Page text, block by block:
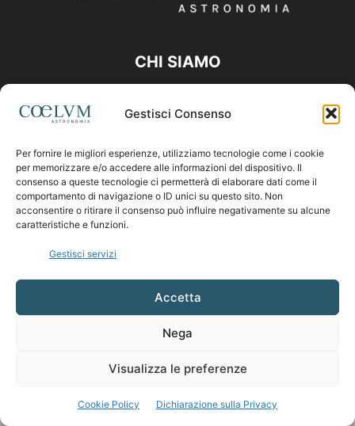
Gestisci Consenso
Per fornire le migliori esperienze, utilizziamo tecnologie come i cookie
per memorizzare e/o accedere alle informazioni del dispositivo. Il
consenso a queste tecnologie ci permetterà di elaborare dati come il
comportamento di navigazione o ID unici su questo sito. Non
acconsentire o ritirare il consenso può influire negativamente su alcune
caratteristiche e funzioni.
Gestisci servizi
Accetta
Nega
Visualizza le preferenze
Cookie Policy Dichiarazione sulla Privacy
CHI SIAMO
Contattaci:coelumastro@coelum.com
SEGUICI